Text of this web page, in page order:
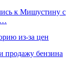
к Мишустину с
из-за цен
продажу бензина